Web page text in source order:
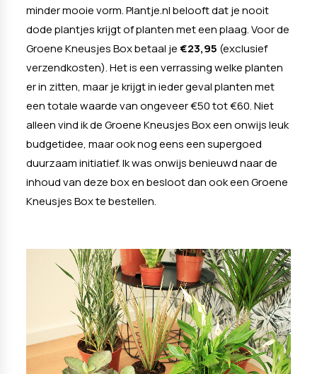
minder mooie vorm. Plantje.nl belooft dat je nooit
dode plantjes krijgt of planten met een plaag. Voor de
Groene Kneusjes Box betaal je€23,95 (exclusief
verzendkosten). Het is een verrassing welke planten
er in zitten, maar je krijgt in ieder geval planten met
een totale waarde van ongeveer €50 tot €60. Niet
alleen vind ik de Groene Kneusjes Box een onwijs leuk
budgetidee, maar ook nog eens een supergoed
duurzaam initiatief. Ik was onwijs benieuwd naar de
inhoud van deze box en besloot dan ook een Groene
Kneusjes Box te bestellen.